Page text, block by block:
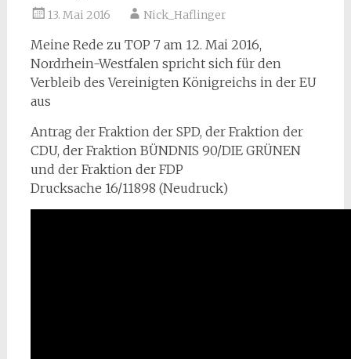
13. Mai 2016 Nick_Haflinger
Meine Rede zu TOP 7 am 12. Mai 2016,
Nordrhein-Westfalen spricht sich für den
Verbleib des Vereinigten Königreichs in der EU
aus
Antrag der Fraktion der SPD, der Fraktion der
CDU, der Fraktion BÜNDNIS 90/DIE GRÜNEN
und der Fraktion der FDP
Drucksache 16/11898 (Neudruck)